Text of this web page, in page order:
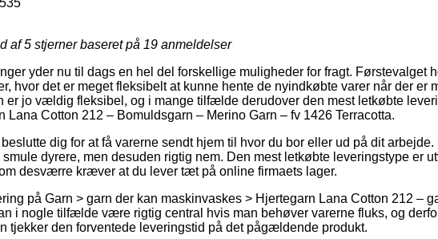
af 5 stjerner baseret på 19 anmeldelser
yder nu til dags en hel del forskellige muligheder for fragt. Førstevalget
hvor det er meget fleksibelt at kunne hente de nyindkøbte varer når der er
er jo vældig fleksibel, og i mange tilfælde derudover den mest letkøbte
Lana Cotton 212 – Bomuldsgarn – Merino Garn – fv 1426 Terracotta.
dig for at få varerne sendt hjem til hvor du bor eller ud på dit
smule dyrere, men desuden rigtig nem. Den mest letkøbte leveringstype er
desværre kræver at du lever tæt på online firmaets lager.
på Garn > garn der kan maskinvaskes > Hjertegarn Lana Cotton 212 –
i nogle tilfælde være rigtig central hvis man behøver varerne fluks, og
tjekker den forventede leveringstid på det pågældende produkt.